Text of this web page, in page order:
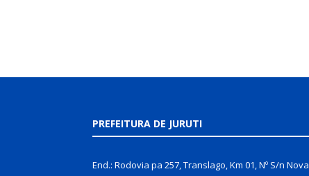
PREFEITURA DE JURUTI
End.: Rodovia pa 257, Translago, Km 01, Nº S/n Nova